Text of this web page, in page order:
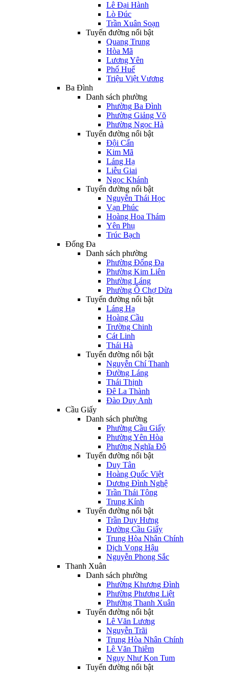
Lê Đại Hành
Lò Đúc
Trần Xuân Soạn
Tuyến đường nổi bật
Quang Trung
Hòa Mã
Lương Yên
Phố Huế
Triệu Việt Vương
Ba Đình
Danh sách phường
Phường Ba Đình
Phường Giảng Võ
Phường Ngọc Hà
Tuyến đường nổi bật
Đội Cấn
Kim Mã
Láng Hạ
Liễu Giai
Ngọc Khánh
Tuyến đường nổi bật
Nguyễn Thái Học
Vạn Phúc
Hoàng Hoa Thám
Yên Phụ
Trúc Bạch
Đống Đa
Danh sách phường
Phường Đống Đa
Phường Kim Liên
Phường Láng
Phường Ô Chợ Dừa
Tuyến đường nổi bật
Láng Hạ
Hoàng Cầu
Trường Chinh
Cát Linh
Thái Hà
Tuyến đường nổi bật
Nguyễn Chí Thanh
Đường Láng
Thái Thịnh
Đê La Thành
Đào Duy Anh
Cầu Giấy
Danh sách phường
Phường Cầu Giấy
Phường Yên Hòa
Phường Nghĩa Đô
Tuyến đường nổi bật
Duy Tân
Hoàng Quốc Việt
Dương Đình Nghệ
Trần Thái Tông
Trung Kính
Tuyến đường nổi bật
Trần Duy Hưng
Đường Cầu Giấy
Trung Hòa Nhân Chính
Dịch Vọng Hậu
Nguyễn Phong Sắc
Thanh Xuân
Danh sách phường
Phường Khương Đình
Phường Phương Liệt
Phường Thanh Xuân
Tuyến đường nổi bật
Lê Văn Lương
Nguyễn Trãi
Trung Hòa Nhân Chính
Lê Văn Thiêm
Ngụy Như Kon Tum
Tuyến đường nổi bật